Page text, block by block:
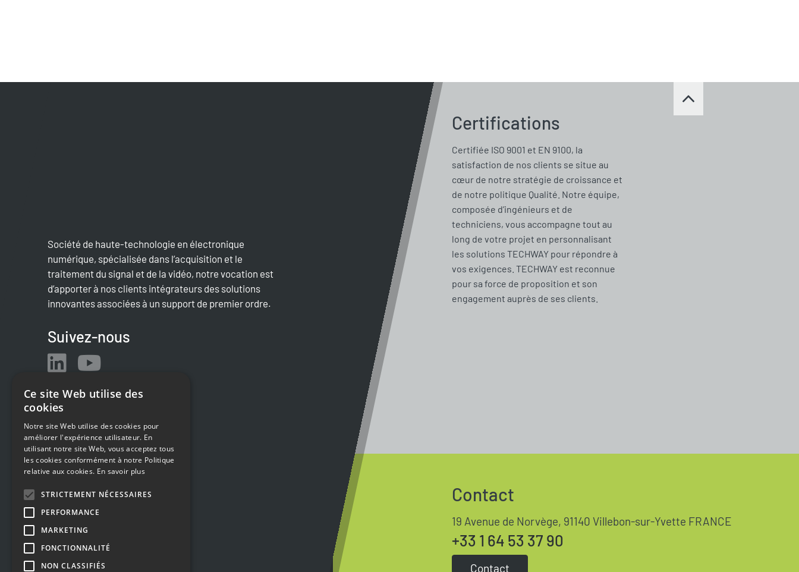
Société de haute-technologie en électronique
numérique, spécialisée dans l’acquisition et le
traitement du signal et de la vidéo, notre vocation est
d’apporter à nos clients intégrateurs des solutions
innovantes associées à un support de premier ordre.
Suivez-nous
Certifications
Certifiée ISO 9001 et EN 9100, la
satisfaction de nos clients se situe au
cœur de notre stratégie de croissance et
de notre politique Qualité. Notre équipe,
composée d’ingénieurs et de
techniciens, vous accompagne tout au
long de votre projet en personnalisant
les solutions TECHWAY pour répondre à
vos exigences. TECHWAY est reconnue
pour sa force de proposition et son
engagement auprès de ses clients.
Contact
19 Avenue de Norvège, 91140 Villebon-sur-Yvette FRANCE
+33 1 64 53 37 90
Contact
Ce site Web utilise des
cookies
Notre site Web utilise des cookies pour
améliorer l'expérience utilisateur. En
utilisant notre site Web, vous acceptez tous
les cookies conformément à notre Politique
relative aux cookies. En savoir plus
STRICTEMENT NÉCESSAIRES
PERFORMANCE
MARKETING
FONCTIONNALITÉ
NON CLASSIFIÉS